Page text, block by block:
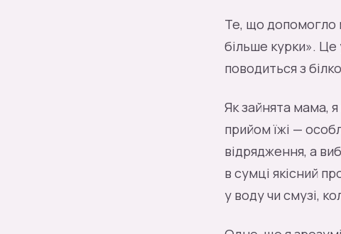
Те, що допомогло
більше курки». Це
поводиться з
Як зайнята мама,
прийом їжі —
відрядження, а
в сумці якісний
у воду чи смузі,